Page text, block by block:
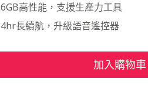
6GB高性能，支援生產力工具
4hr長續航，升級語音遙控器
加入購物車